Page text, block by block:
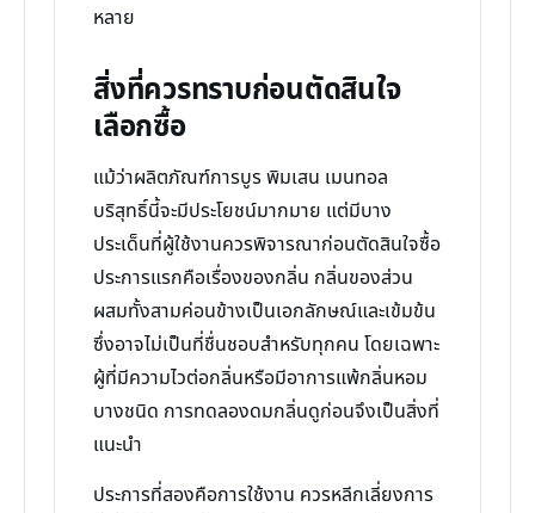
หลาย
สิ่งที่ควรทราบก่อนตัดสินใจ
เลือกซื้อ
แม้ว่าผลิตภัณฑ์การบูร พิมเสน เมนทอล
บริสุทธิ์นี้จะมีประโยชน์มากมาย แต่มีบาง
ประเด็นที่ผู้ใช้งานควรพิจารณาก่อนตัดสินใจซื้อ
ประการแรกคือเรื่องของกลิ่น กลิ่นของส่วน
ผสมทั้งสามค่อนข้างเป็นเอกลักษณ์และเข้มข้น
ซึ่งอาจไม่เป็นที่ชื่นชอบสำหรับทุกคน โดยเฉพาะ
ผู้ที่มีความไวต่อกลิ่นหรือมีอาการแพ้กลิ่นหอม
บางชนิด การทดลองดมกลิ่นดูก่อนจึงเป็นสิ่งที่
แนะนำ
ประการที่สองคือการใช้งาน ควรหลีกเลี่ยงการ